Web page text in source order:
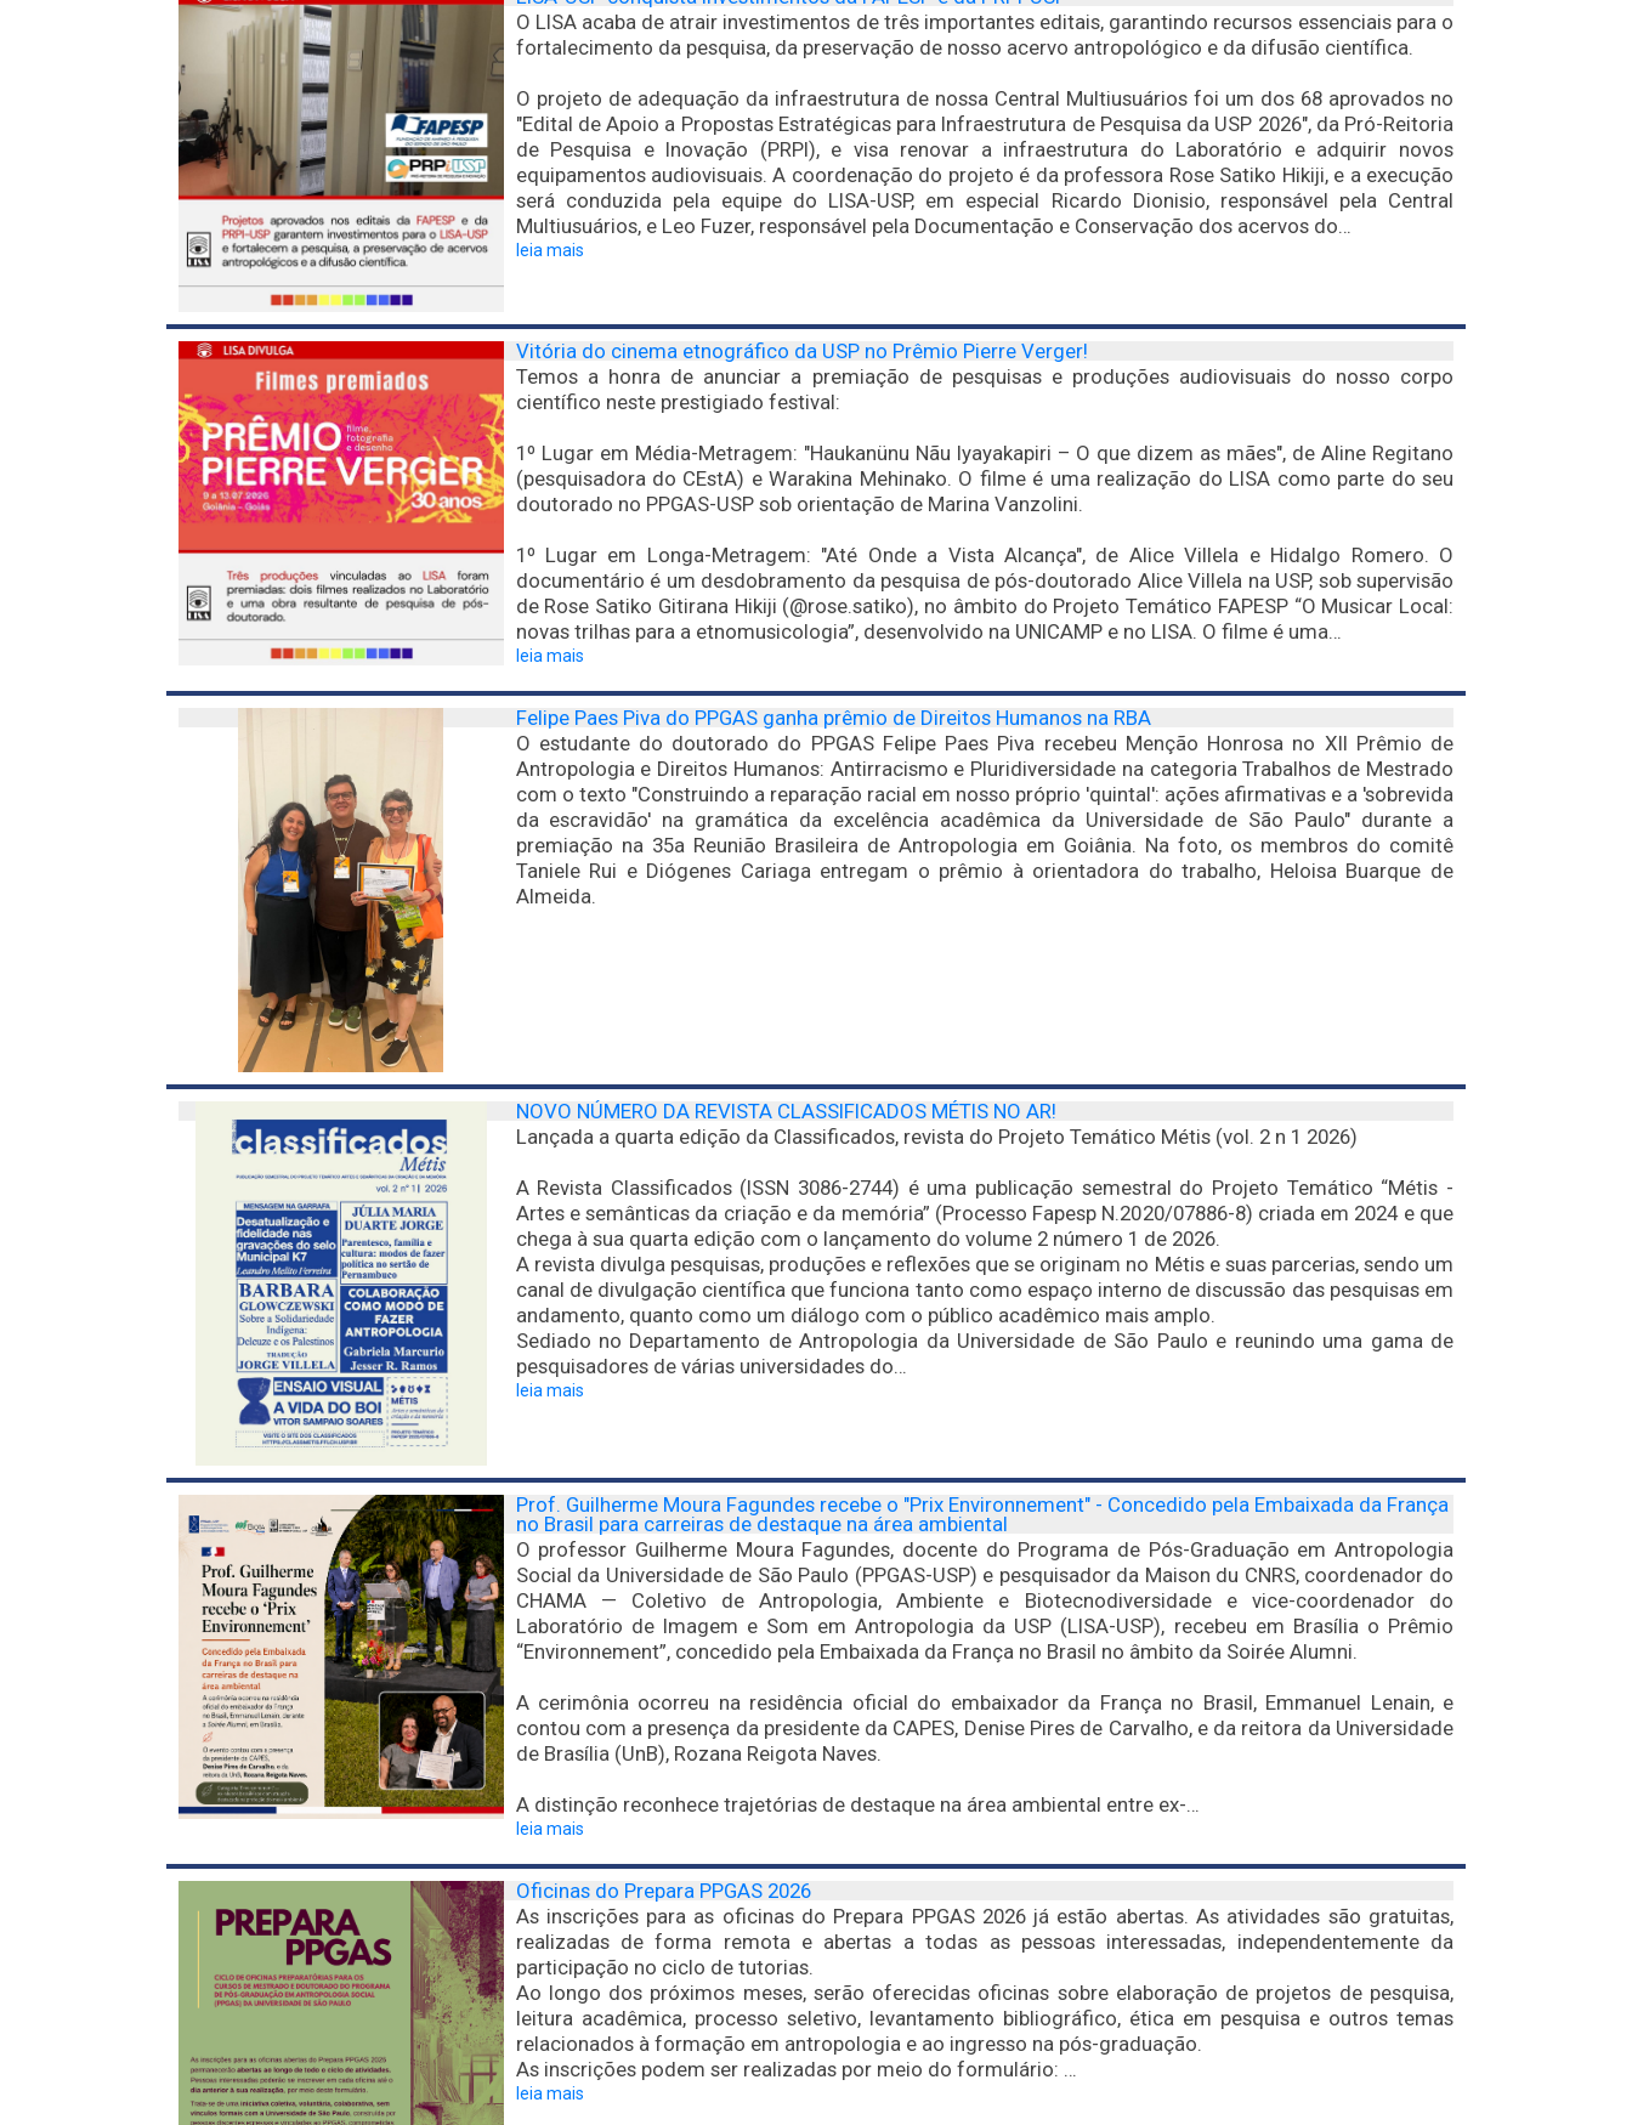
O LISA acaba de atrair investimentos de três importantes editais, garantindo recursos essenciais para o
fortalecimento da pesquisa, da preservação de nosso acervo antropológico e da difusão científica.
O projeto de adequação da infraestrutura de nossa Central Multiusuários foi um dos 68 aprovados no
"Edital de Apoio a Propostas Estratégicas para Infraestrutura de Pesquisa da USP 2026", da Pró-Reitoria
de Pesquisa e Inovação (PRPI), e visa renovar a infraestrutura do Laboratório e adquirir novos
equipamentos audiovisuais. A coordenação do projeto é da professora Rose Satiko Hikiji, e a execução
será conduzida pela equipe do LISA-USP, em especial Ricardo Dionisio, responsável pela Central
Multiusuários, e Leo Fuzer, responsável pela Documentação e Conservação dos acervos do…
leia mais
Vitória do cinema etnográfico da USP no Prêmio Pierre Verger!
Temos a honra de anunciar a premiação de pesquisas e produções audiovisuais do nosso corpo
científico neste prestigiado festival:
1º Lugar em Média-Metragem: "Haukanünu Nãu Iyayakapiri – O que dizem as mães", de Aline Regitano
(pesquisadora do CEstA) e Warakina Mehinako. O filme é uma realização do LISA como parte do seu
doutorado no PPGAS-USP sob orientação de Marina Vanzolini.
1º Lugar em Longa-Metragem: "Até Onde a Vista Alcança", de Alice Villela e Hidalgo Romero. O
documentário é um desdobramento da pesquisa de pós-doutorado Alice Villela na USP, sob supervisão
de Rose Satiko Gitirana Hikiji (@rose.satiko), no âmbito do Projeto Temático FAPESP “O Musicar Local:
novas trilhas para a etnomusicologia”, desenvolvido na UNICAMP e no LISA. O filme é uma…
leia mais
Felipe Paes Piva do PPGAS ganha prêmio de Direitos Humanos na RBA
O estudante do doutorado do PPGAS Felipe Paes Piva recebeu Menção Honrosa no XII Prêmio de
Antropologia e Direitos Humanos: Antirracismo e Pluridiversidade na categoria Trabalhos de Mestrado
com o texto "Construindo a reparação racial em nosso próprio 'quintal': ações afirmativas e a 'sobrevida
da escravidão' na gramática da excelência acadêmica da Universidade de São Paulo" durante a
premiação na 35a Reunião Brasileira de Antropologia em Goiânia. Na foto, os membros do comitê
Taniele Rui e Diógenes Cariaga entregam o prêmio à orientadora do trabalho, Heloisa Buarque de
Almeida.
NOVO NÚMERO DA REVISTA CLASSIFICADOS MÉTIS NO AR!
Lançada a quarta edição da Classificados, revista do Projeto Temático Métis (vol. 2 n 1 2026)
A Revista Classificados (ISSN 3086-2744) é uma publicação semestral do Projeto Temático “Métis -
Artes e semânticas da criação e da memória” (Processo Fapesp N.2020/07886-8) criada em 2024 e que
chega à sua quarta edição com o lançamento do volume 2 número 1 de 2026.
A revista divulga pesquisas, produções e reflexões que se originam no Métis e suas parcerias, sendo um
canal de divulgação científica que funciona tanto como espaço interno de discussão das pesquisas em
andamento, quanto como um diálogo com o público acadêmico mais amplo.
Sediado no Departamento de Antropologia da Universidade de São Paulo e reunindo uma gama de
pesquisadores de várias universidades do…
leia mais
Prof. Guilherme Moura Fagundes recebe o "Prix Environnement" - Concedido pela Embaixada da França
no Brasil para carreiras de destaque na área ambiental
O professor Guilherme Moura Fagundes, docente do Programa de Pós-Graduação em Antropologia
Social da Universidade de São Paulo (PPGAS-USP) e pesquisador da Maison du CNRS, coordenador do
CHAMA — Coletivo de Antropologia, Ambiente e Biotecnodiversidade e vice-coordenador do
Laboratório de Imagem e Som em Antropologia da USP (LISA-USP), recebeu em Brasília o Prêmio
“Environnement”, concedido pela Embaixada da França no Brasil no âmbito da Soirée Alumni.
A cerimônia ocorreu na residência oficial do embaixador da França no Brasil, Emmanuel Lenain, e
contou com a presença da presidente da CAPES, Denise Pires de Carvalho, e da reitora da Universidade
de Brasília (UnB), Rozana Reigota Naves.
A distinção reconhece trajetórias de destaque na área ambiental entre ex-…
leia mais
Oficinas do Prepara PPGAS 2026
As inscrições para as oficinas do Prepara PPGAS 2026 já estão abertas. As atividades são gratuitas,
realizadas de forma remota e abertas a todas as pessoas interessadas, independentemente da
participação no ciclo de tutorias.
Ao longo dos próximos meses, serão oferecidas oficinas sobre elaboração de projetos de pesquisa,
leitura acadêmica, processo seletivo, levantamento bibliográfico, ética em pesquisa e outros temas
relacionados à formação em antropologia e ao ingresso na pós-graduação.
As inscrições podem ser realizadas por meio do formulário: …
leia mais